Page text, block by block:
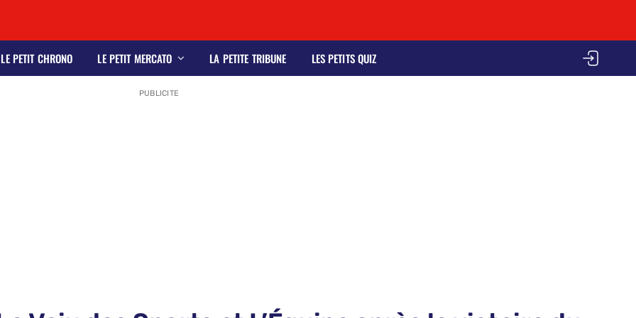
LE PETIT CHRONO LE PETIT MERCATO LA PETITE TRIBUNE LES PETITS QUIZ
PUBLICITE